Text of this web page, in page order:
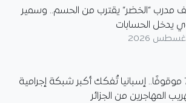
مدرب “الخضر” يقترب من الحسم.. وسمير
يدخل الحسابات
78 موقوفًا.. إسبانيا تُفكك أكبر شبكة إجرامية
المهاجرين من الجزائر